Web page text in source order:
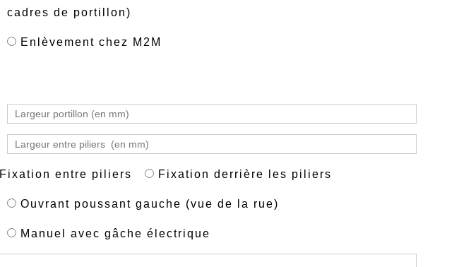
cadres de portillon)
Enlèvement chez M2M
Fixation entre piliers Fixation derrière les piliers
Ouvrant poussant gauche (vue de la rue)
Manuel avec gâche électrique